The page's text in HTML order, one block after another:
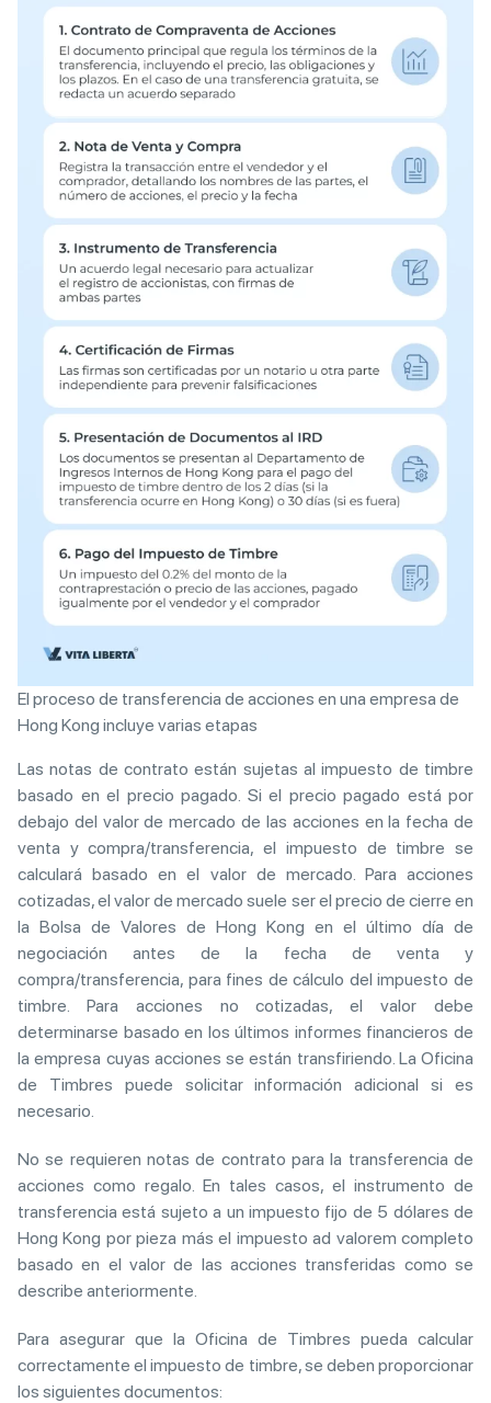
El proceso de transferencia de acciones en una empresa de
Hong Kong incluye varias etapas
Las notas de contrato están sujetas al impuesto de timbre
basado en el precio pagado. Si el precio pagado está por
debajo del valor de mercado de las acciones en la fecha de
venta y compra/transferencia, el impuesto de timbre se
calculará basado en el valor de mercado. Para acciones
cotizadas, el valor de mercado suele ser el precio de cierre en
la Bolsa de Valores de Hong Kong en el último día de
negociación antes de la fecha de venta y
compra/transferencia, para fines de cálculo del impuesto de
timbre. Para acciones no cotizadas, el valor debe
determinarse basado en los últimos informes financieros de
la empresa cuyas acciones se están transfiriendo. La Oficina
de Timbres puede solicitar información adicional si es
necesario.
No se requieren notas de contrato para la transferencia de
acciones como regalo. En tales casos, el instrumento de
transferencia está sujeto a un impuesto fijo de 5 dólares de
Hong Kong por pieza más el impuesto ad valorem completo
basado en el valor de las acciones transferidas como se
describe anteriormente.
Para asegurar que la Oficina de Timbres pueda calcular
correctamente el impuesto de timbre, se deben proporcionar
los siguientes documentos: